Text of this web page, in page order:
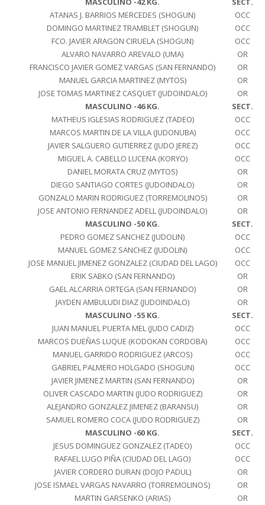
ATANAS J. BARRIOS MERCEDES (SHOGUN)
OCC
DOMINGO MARTINEZ TRAMBLET (SHOGUN)
OCC
FCO. JAVIER ARAGON CIRUELA (SHOGUN)
OCC
ALVARO NAVARRO AREVALO (UMA)
OR
FRANCISCO JAVIER GOMEZ VARGAS (SAN FERNANDO)
OR
MANUEL GARCIA MARTINEZ (MYTOS)
OR
JOSE TOMAS MARTINEZ CASQUET (JUDOINDALO)
OR
MASCULINO -46 KG.
SECT.
MATHEUS IGLESIAS RODRIGUEZ (TADEO)
OCC
MARCOS MARTIN DE LA VILLA (JUDONUBA)
OCC
JAVIER SALGUERO GUTIERREZ (JUDO JEREZ)
OCC
MIGUEL A. CABELLO LUCENA (KORYO)
OCC
DANIEL MORATA CRUZ (MYTOS)
OR
DIEGO SANTIAGO CORTES (JUDOINDALO)
OR
GONZALO MARIN RODRIGUEZ (TORREMOLINOS)
OR
JOSE ANTONIO FERNANDEZ ADELL (JUDOINDALO)
OR
MASCULINO -50 KG.
SECT.
PEDRO GOMEZ SANCHEZ (JUDOLIN)
OCC
MANUEL GOMEZ SANCHEZ (JUDOLIN)
OCC
JOSE MANUEL JIMENEZ GONZALEZ (CIUDAD DEL LAGO)
OCC
ERIK SABKO (SAN FERNANDO)
OR
GAEL ALCARRIA ORTEGA (SAN FERNANDO)
OR
JAYDEN AMBULUDI DIAZ (JUDOINDALO)
OR
MASCULINO -55 KG.
SECT.
JUAN MANUEL PUERTA MEL (JUDO CADIZ)
OCC
MARCOS DUEÑAS LUQUE (KODOKAN CORDOBA)
OCC
MANUEL GARRIDO RODRIGUEZ (ARCOS)
OCC
GABRIEL PALMERO HOLGADO (SHOGUN)
OCC
JAVIER JIMENEZ MARTIN (SAN FERNANDO)
OR
OLIVER CASCADO MARTIN (JUDO RODRIGUEZ)
OR
ALEJANDRO GONZALEZ JIMENEZ (BARANSU)
OR
SAMUEL ROMERO COCA (JUDO RODRIGUEZ)
OR
MASCULINO -60 KG.
SECT.
JESUS DOMINGUEZ GONZALEZ (TADEO)
OCC
RAFAEL LUGO PIÑA (CIUDAD DEL LAGO)
OCC
JAVIER CORDERO DURAN (DOJO PADUL)
OR
JOSE ISMAEL VARGAS NAVARRO (TORREMOLINOS)
OR
MARTIN GARSENKO (ARIAS)
OR